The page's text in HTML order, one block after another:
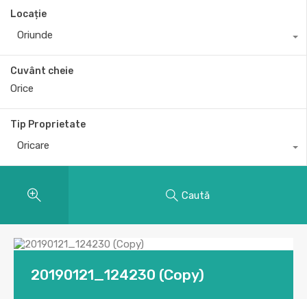
Locație
Oriunde
Cuvânt cheie
Tip Proprietate
Oricare
Caută
20190121_124230 (Copy)